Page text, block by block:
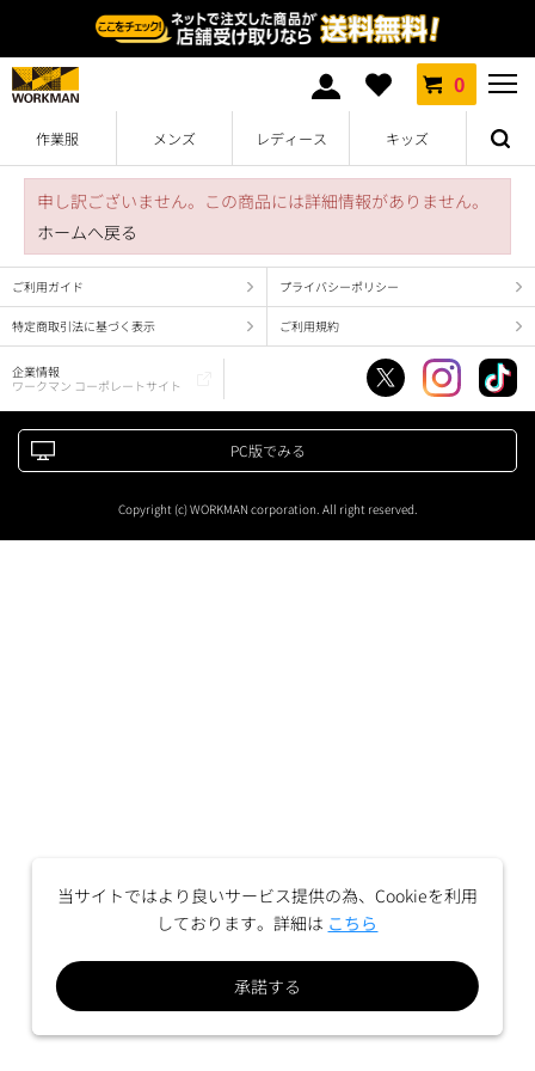
0
作業服 メンズ レディース キッズ
申し訳ございません。この商品には詳細情報がありません。
ホームへ戻る
ご利用ガイド プライバシーポリシー
特定商取引法に基づく表示 ご利用規約
企業情報
ワークマン コーポレートサイト
PC版でみる
Copyright (c) WORKMAN corporation. All right reserved.
当サイトではより良いサービス提供の為、Cookieを利用
しております。詳細は こちら
承諾する